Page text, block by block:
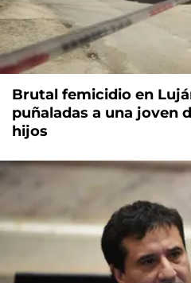
Brutal femicidio en
puñaladas a una joven
hijos